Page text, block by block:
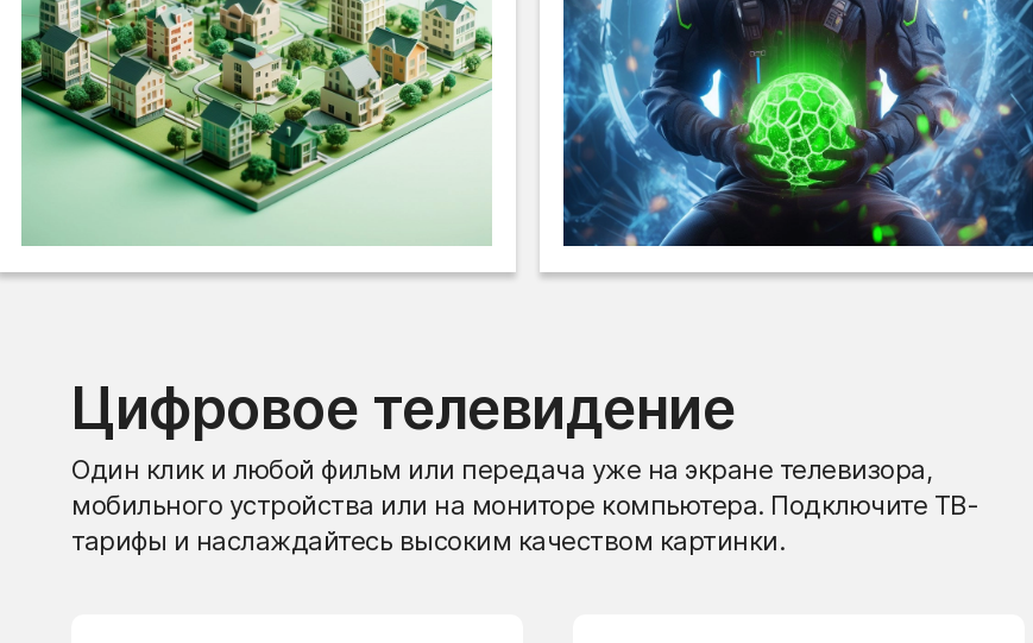
Цифровое телевидение
Один клик и любой фильм или передача уже на экране телевизора,
мобильного устройства или на мониторе компьютера. Подключите ТВ-
тарифы и наслаждайтесь высоким качеством картинки.